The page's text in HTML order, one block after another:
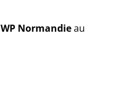
WP Normandieau